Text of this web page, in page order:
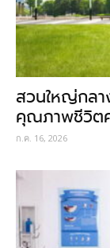
สวนใหญ่กลา
คุณภาพชีวิต
ก.ค. 16, 2026